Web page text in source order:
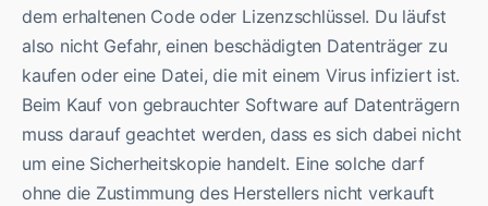
dem erhaltenen Code oder Lizenzschlüssel. Du läufst
also nicht Gefahr, einen beschädigten Datenträger zu
kaufen oder eine Datei, die mit einem Virus infiziert ist.
Beim Kauf von gebrauchter Software auf Datenträgern
muss darauf geachtet werden, dass es sich dabei nicht
um eine Sicherheitskopie handelt. Eine solche darf
ohne die Zustimmung des Herstellers nicht verkauft